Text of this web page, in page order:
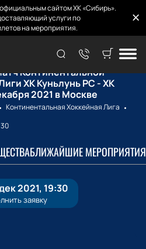
сайтом ХК «Сибирь».
услуги по
на мероприятия.
ХК Куньлунь РС -...
Континентальной
ХК Куньлунь РС - ХК
2021 в Москве
Континентальная Хоккейная Лига
БЛИЖАЙШИЕ МЕРОПРИЯТИЯ